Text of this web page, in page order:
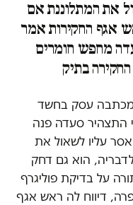
את המתלוננת אם
אגף החקירות אמר
מחפש חומרים
בתיק
עסק בחשד
את בתו בת ה- 15. לפי התצהיר סעדה פנה
עליו לשאול את
הוא גם דחק
על בדיקת פוליגרף
דיווח לה ראש אגף